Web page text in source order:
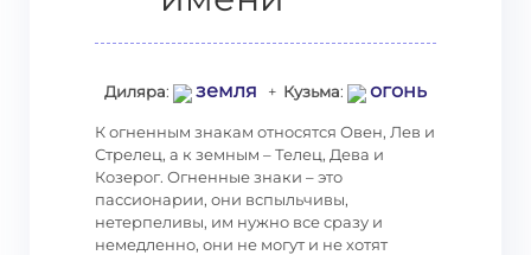
Диляра: земля + Кузьма: огонь
К огненным знакам относятся Овен, Лев и
Стрелец, а к земным – Телец, Дева и
Козерог. Огненные знаки – это
пассионарии, они вспыльчивы,
нетерпеливы, им нужно все сразу и
немедленно, они не могут и не хотят